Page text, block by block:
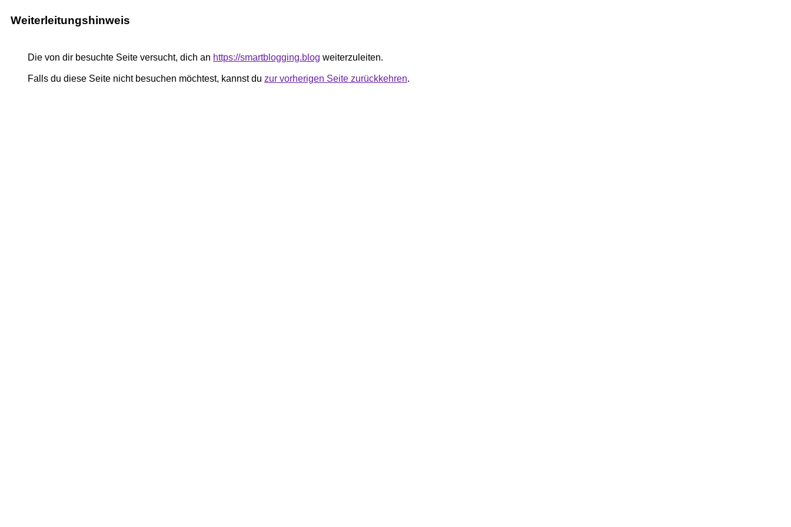
Weiterleitungshinweis
Die von dir besuchte Seite versucht, dich an https://smartblogging.blog weiterzuleiten.
Falls du diese Seite nicht besuchen möchtest, kannst du zur vorherigen Seite zurückkehren.